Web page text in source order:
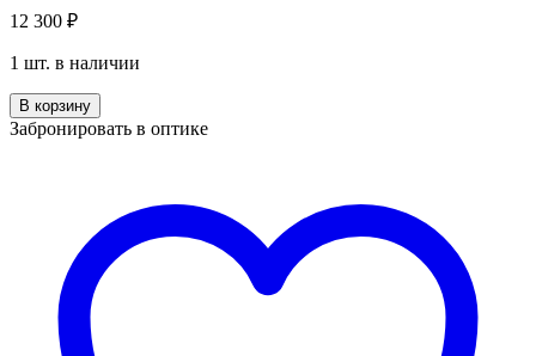
12 300 ₽
1 шт. в наличии
Количество
EXENZA
GARIBALDI
В корзину
Забронировать в оптике